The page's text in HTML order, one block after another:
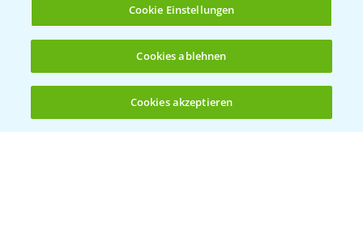
(noch 4)
Hilfe in Notfällen
+49 (0)214/30-20220
Cookie Einstellungen
Cookies ablehnen
Cookies akzeptieren